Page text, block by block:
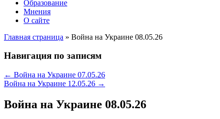
Образование
Мнения
О сайте
Главная страница » Война на Украине 08.05.26
Навигация по записям
← Война на Украине 07.05.26
Война на Украине 12.05.26 →
Война на Украине 08.05.26